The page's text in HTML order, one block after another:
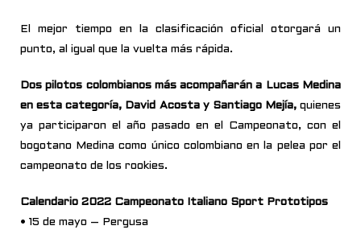
El mejor tiempo en la clasificación oficial otorgará un
punto, al igual que la vuelta más rápida.
Dos pilotos colombianos más acompañarán a Lucas Medina
en esta categoría, David Acosta y Santiago Mejía,quienes
ya participaron el año pasado en el Campeonato, con el
bogotano Medina como único colombiano en la pelea por el
campeonato de los rookies.
Calendario 2022 Campeonato Italiano Sport Prototipos
• 15 de mayo – Pergusa